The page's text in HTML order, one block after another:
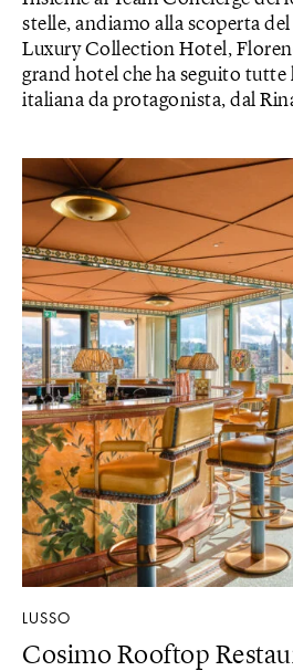
stelle, andiamo alla scoperta del
Luxury Collection Hotel,
grand hotel che ha seguito tutte
italiana da protagonista, dal
LUSSO
Cosimo Rooftop